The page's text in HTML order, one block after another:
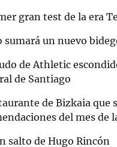
gran test de la era
sumará un nuevo
de Athletic
de Santiago
de Bizkaia que
del mes de
salto de Hugo Rincón